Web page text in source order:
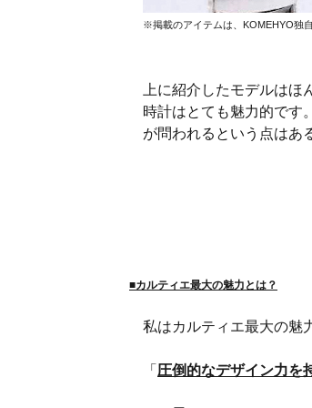
※掲載のアイテムは、KOMEHYO独
上に紹介したモデルは
時計はとても魅力的です
が問われるという点は
■カルティエ最大の魅力とは？
私はカルティエ最大の魅
「 圧倒的なデザイン力を